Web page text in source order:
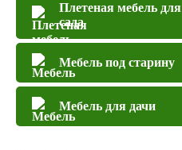
Плетеная мебель для
сада
Мебель под старину
Мебель для дачи